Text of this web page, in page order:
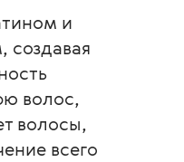
и
создавая
волос,
волосы,
всего